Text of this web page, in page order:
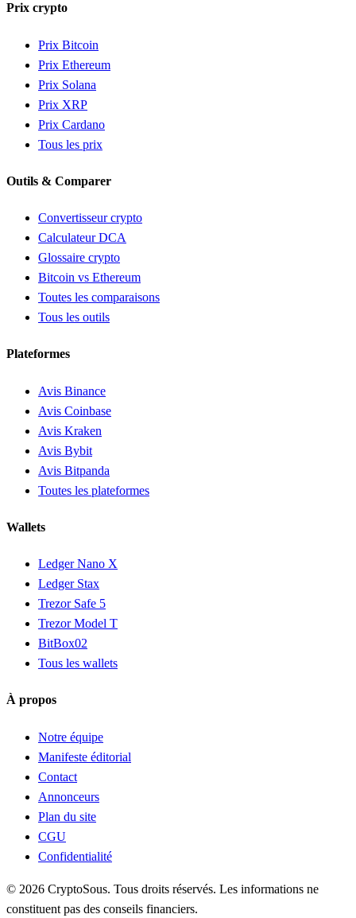
Prix crypto
Prix Bitcoin
Prix Ethereum
Prix Solana
Prix XRP
Prix Cardano
Tous les prix
Outils & Comparer
Convertisseur crypto
Calculateur DCA
Glossaire crypto
Bitcoin vs Ethereum
Toutes les comparaisons
Tous les outils
Plateformes
Avis Binance
Avis Coinbase
Avis Kraken
Avis Bybit
Avis Bitpanda
Toutes les plateformes
Wallets
Ledger Nano X
Ledger Stax
Trezor Safe 5
Trezor Model T
BitBox02
Tous les wallets
À propos
Notre équipe
Manifeste éditorial
Contact
Annonceurs
Plan du site
CGU
Confidentialité
© 2026 CryptoSous. Tous droits réservés. Les informations ne
constituent pas des conseils financiers.